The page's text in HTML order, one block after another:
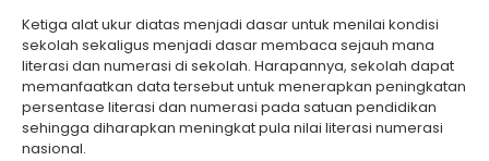
Ketiga alat ukur diatas menjadi dasar untuk menilai kondisi
sekolah sekaligus menjadi dasar membaca sejauh mana
literasi dan numerasi di sekolah. Harapannya, sekolah dapat
memanfaatkan data tersebut untuk menerapkan peningkatan
persentase literasi dan numerasi pada satuan pendidikan
sehingga diharapkan meningkat pula nilai literasi numerasi
nasional.